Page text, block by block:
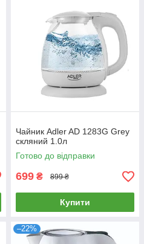
Чайник Adler AD 1283G Grey
скляний 1.0л
Готово до відправки
699 ₴ 899 ₴
Купити
–22%